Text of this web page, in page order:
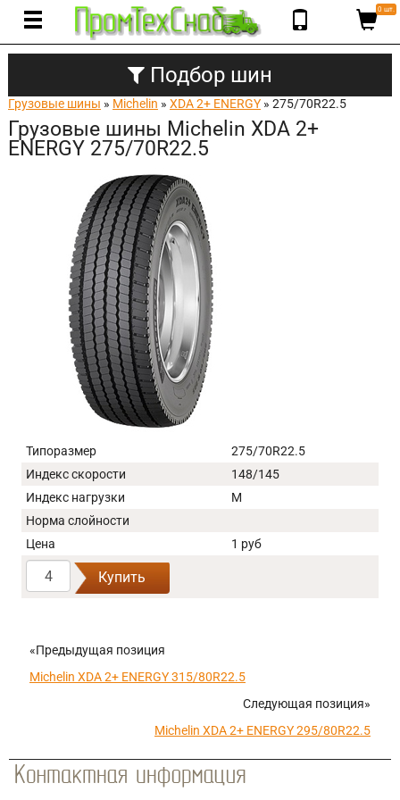
0 шт.
Подбор шин
Грузовые шины » Michelin » XDA 2+ ENERGY » 275/70R22.5
Грузовые шины Michelin XDA 2+
ENERGY 275/70R22.5
Типоразмер
275/70R22.5
Индекс скорости
148/145
Индекс нагрузки
M
Норма слойности
Цена
1 руб
Купить
«Предыдущая позиция
Michelin XDA 2+ ENERGY 315/80R22.5
Следующая позиция»
Michelin XDA 2+ ENERGY 295/80R22.5